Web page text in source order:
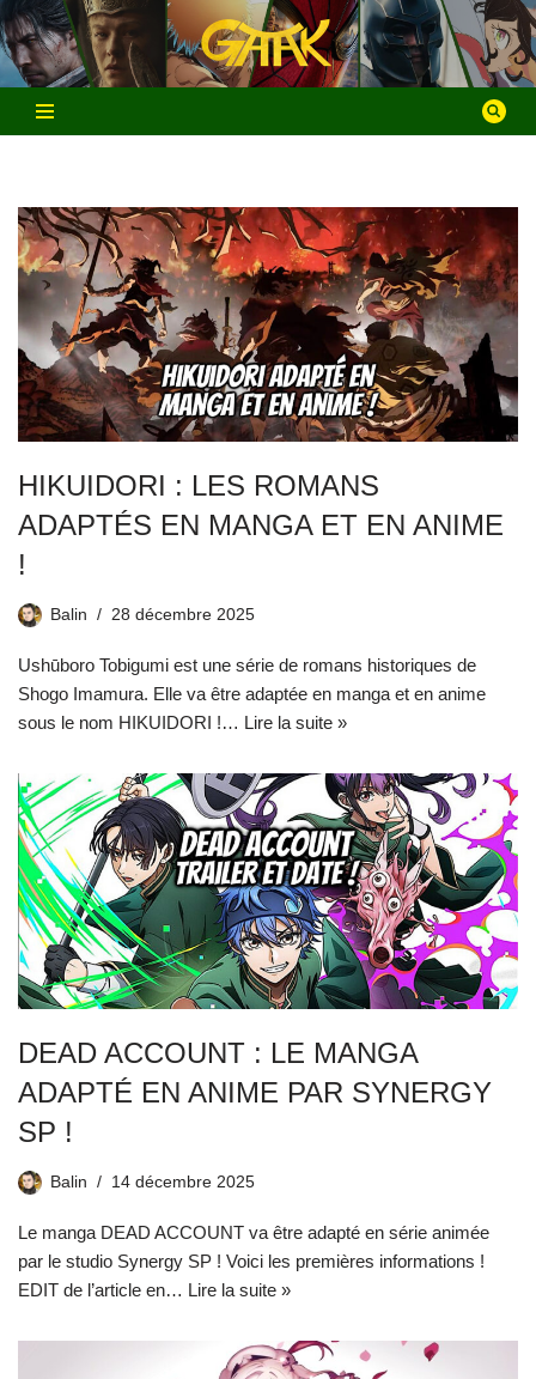
Aller
au
contenu
HIKUIDORI : LES ROMANS
ADAPTÉS EN MANGA ET EN ANIME
!
Balin 28 décembre 2025
Ushūboro Tobigumi est une série de romans historiques de
Shogo Imamura. Elle va être adaptée en manga et en anime
sous le nom HIKUIDORI !… Lire la suite »
DEAD ACCOUNT : LE MANGA
ADAPTÉ EN ANIME PAR SYNERGY
SP !
Balin 14 décembre 2025
Le manga DEAD ACCOUNT va être adapté en série animée
par le studio Synergy SP ! Voici les premières informations !
EDIT de l’article en… Lire la suite »